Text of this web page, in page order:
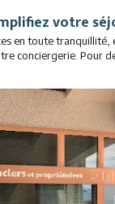
votre
en toute
conciergerie. Pour